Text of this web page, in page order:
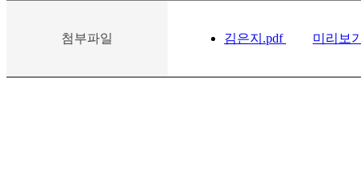
첨부파일 김은지.pdf 미리보